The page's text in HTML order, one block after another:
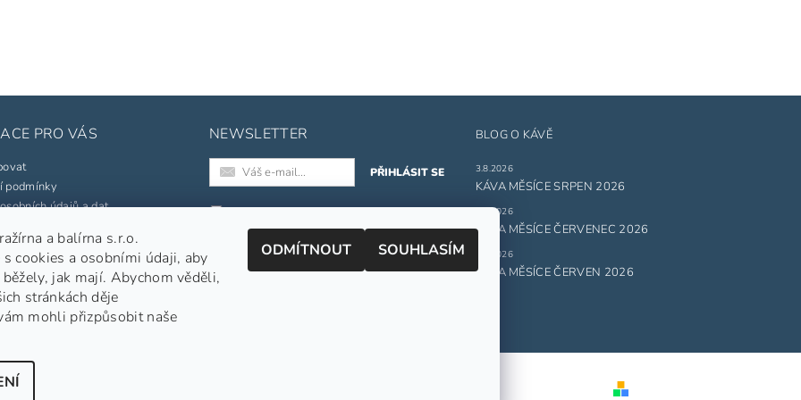
PRO VÁS
podmínky
údajů a dat
značky
NEWSLETTER
souhlasíte s našimiobchodními
podmínkami.
Informace o zpracování osobních údajů.
BLOG O KÁVĚ
3.8.2026
KÁVA MĚSÍCE SRPEN 2026
1.7.2026
KÁVA MĚSÍCE ČERVENEC 2026
1.6.2026
KÁVA MĚSÍCE ČERVEN 2026
Nepražená zelená káva
práva vyhrazena
a balírna s.r.o.
s cookies a osobními údaji, aby
jak mají. Abychom věděli,
stránkách děje
mohli přizpůsobit naše
ODMÍTNOUT SOUHLASÍM